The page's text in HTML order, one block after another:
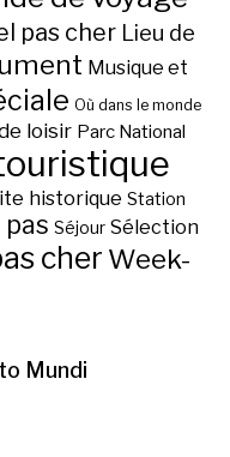
pas cher Lieu de
Musique et
Où dans le monde
loisir Parc National
historique Station
pas Séjour Sélection
cher Week-
Mundi